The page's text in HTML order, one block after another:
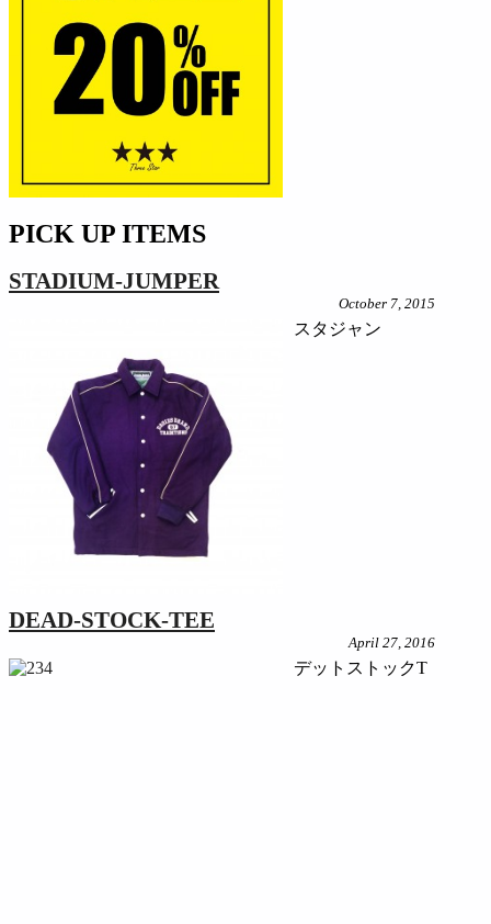
PICK UP ITEMS
STADIUM-JUMPER
October 7, 2015
スタジャン
DEAD-STOCK-TEE
April 27, 2016
デットストックT